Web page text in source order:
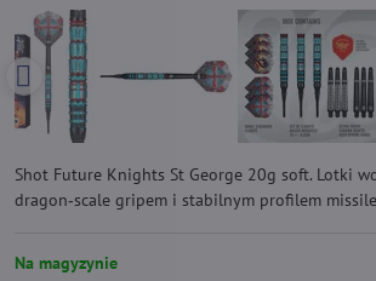
Shot Future Knights St George 20g soft. Lotki
dragon‑scale gripem i stabilnym profilem
Na magyzynie